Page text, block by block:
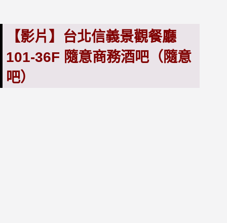
【影片】台北信義景觀餐廳
101-36F 隨意商務酒吧（隨意
吧）